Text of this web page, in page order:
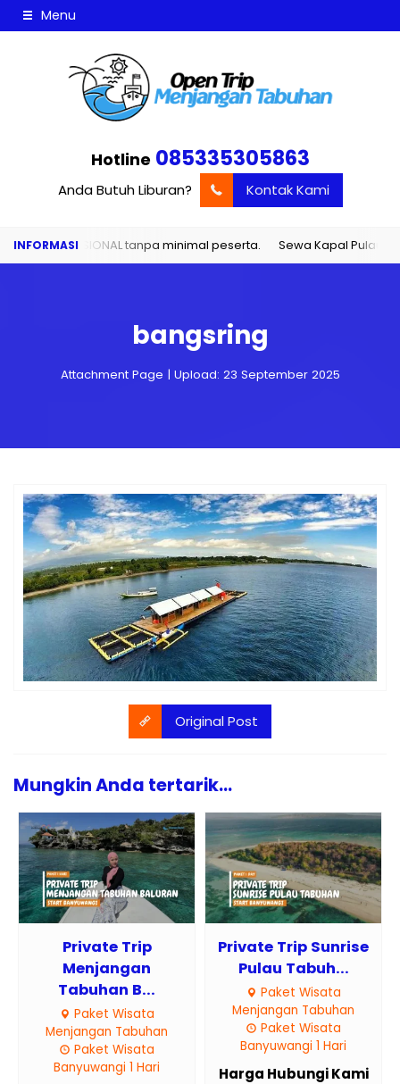
Menu
Hotline 085335305863
Anda Butuh Liburan? Kontak Kami
tanpa minimal peserta. Sewa Kapal Pulau Menjangan dan
bangsring
Attachment Page | Upload: 23 September 2025
Original Post
Mungkin Anda tertarik...
Private Trip
Menjangan
Tabuhan B...
Paket Wisata
Menjangan Tabuhan
Paket Wisata
Banyuwangi 1 Hari
Private Trip Sunrise
Pulau Tabuh...
Paket Wisata
Menjangan Tabuhan
Paket Wisata
Banyuwangi 1 Hari
Harga Hubungi Kami